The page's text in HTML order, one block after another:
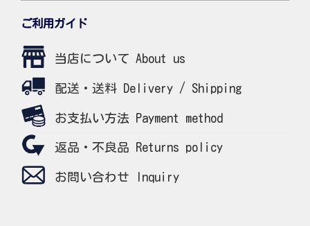
ご利用ガイド
当店について About us
配送・送料 Delivery / Shipping
お支払い方法 Payment method
返品・不良品 Returns policy
お問い合わせ Inquiry